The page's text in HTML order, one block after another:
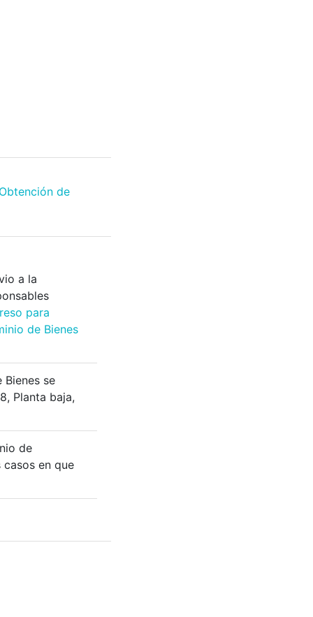
de
a la
para
de Bienes
Bienes se
Planta baja,
de
en que